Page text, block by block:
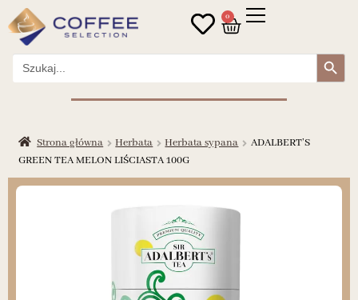
0
Search
for:
Search Button
Strona główna Herbata Herbata sypana
ADALBERT’S
GREEN TEA MELON LIŚCIASTA 100G